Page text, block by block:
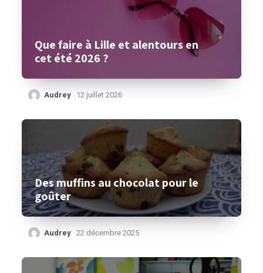
Que faire à Lille et alentours en
cet été 2026 ?
Audrey 12 juillet 2026
Des muffins au chocolat pour le
goûter
Audrey 22 décembre 2025